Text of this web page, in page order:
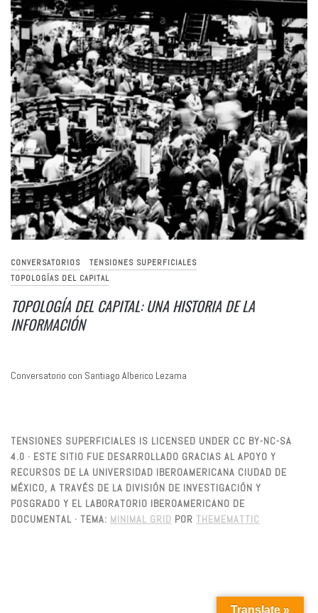
CONVERSATORIOS
TENSIONES SUPERFICIALES
TOPOLOGÍAS DEL CAPITAL
TOPOLOGÍA DEL CAPITAL: UNA HISTORIA DE LA
INFORMACIÓN
Conversatorio con Santiago Alberico Lezama
TENSIONES SUPERFICIALES IS LICENSED UNDER CC BY-NC-SA
4.0 · ESTE SITIO FUE DESARROLLADO GRACIAS AL APOYO Y
RECURSOS DE LA UNIVERSIDAD IBEROAMERICANA CIUDAD DE
MÉXICO, A TRAVÉS DE LA DIVISIÓN DE INVESTIGACIÓN Y
POSGRADO Y EL LABORATORIO IBEROAMERICANO DE
DOCUMENTAL · TEMA: MINIMAL GRID POR THEMEMATTIC
Translate »